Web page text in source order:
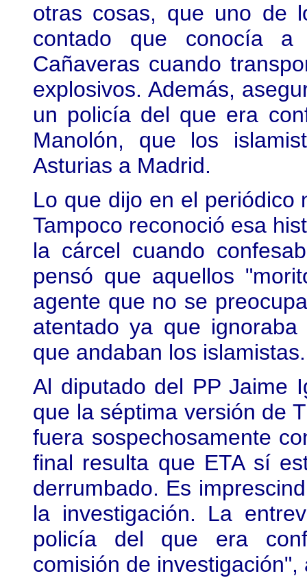
otras cosas, que uno de
contado que conocía
Cañaveras cuando
explosivos. Además,
un policía del que era
Manolón, que los
Asturias a Madrid.
Lo que dijo en el periódico
Tampoco reconoció esa
la cárcel cuando
pensó que aquellos
agente que no se
atentado ya que
que andaban los islamistas.
Al diputado del PP Jaime
que la séptima versión de
fuera sospechosamente
final resulta que ETA sí
derrumbado. Es
la investigación. La
policía del que era
comisión de